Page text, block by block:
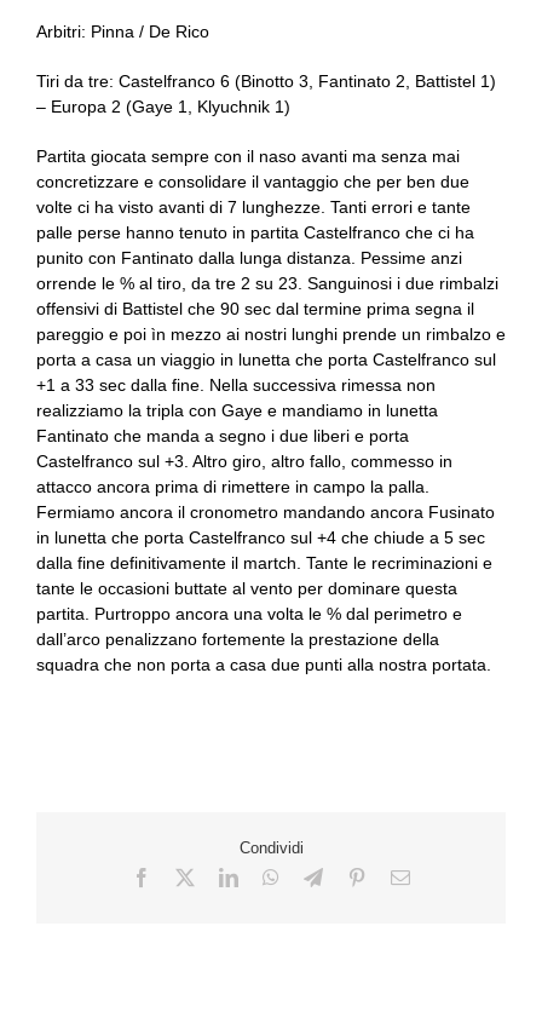
Arbitri: Pinna / De Rico
Tiri da tre: Castelfranco 6 (Binotto 3, Fantinato 2, Battistel 1)
– Europa 2 (Gaye 1, Klyuchnik 1)
Partita giocata sempre con il naso avanti ma senza mai
concretizzare e consolidare il vantaggio che per ben due
volte ci ha visto avanti di 7 lunghezze. Tanti errori e tante
palle perse hanno tenuto in partita Castelfranco che ci ha
punito con Fantinato dalla lunga distanza. Pessime anzi
orrende le % al tiro, da tre 2 su 23. Sanguinosi i due rimbalzi
offensivi di Battistel che 90 sec dal termine prima segna il
pareggio e poi ìn mezzo ai nostri lunghi prende un rimbalzo e
porta a casa un viaggio in lunetta che porta Castelfranco sul
+1 a 33 sec dalla fine. Nella successiva rimessa non
realizziamo la tripla con Gaye e mandiamo in lunetta
Fantinato che manda a segno i due liberi e porta
Castelfranco sul +3. Altro giro, altro fallo, commesso in
attacco ancora prima di rimettere in campo la palla.
Fermiamo ancora il cronometro mandando ancora Fusinato
in lunetta che porta Castelfranco sul +4 che chiude a 5 sec
dalla fine definitivamente il martch. Tante le recriminazioni e
tante le occasioni buttate al vento per dominare questa
partita. Purtroppo ancora una volta le % dal perimetro e
dall’arco penalizzano fortemente la prestazione della
squadra che non porta a casa due punti alla nostra portata.
Condividi